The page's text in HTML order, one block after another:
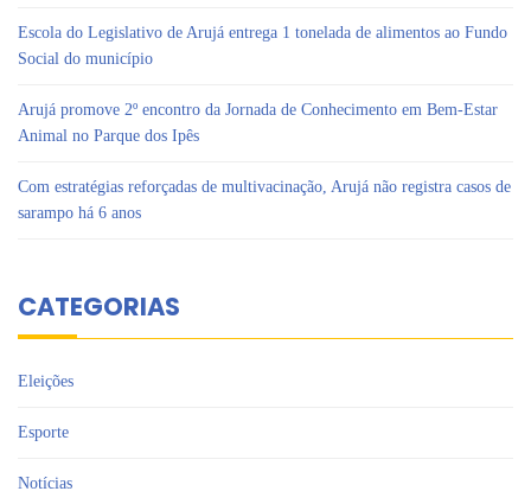
Escola do Legislativo de Arujá entrega 1 tonelada de alimentos ao Fundo
Social do município
Arujá promove 2º encontro da Jornada de Conhecimento em Bem-Estar
Animal no Parque dos Ipês
Com estratégias reforçadas de multivacinação, Arujá não registra casos de
sarampo há 6 anos
CATEGORIAS
Eleições
Esporte
Notícias